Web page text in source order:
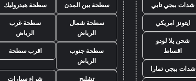
شدات ببجي تابي
ايتونز امريكي
شحن يلا لودو
اقساط
شدات ببجي تمارا
سطحة بين المدن سطحة هيدروليك
سطحة شمال
الرياض
سطحة غرب
الرياض
سطحة جنوب
الرياض
اقرب سطحة
تشليح
شراء سيارات